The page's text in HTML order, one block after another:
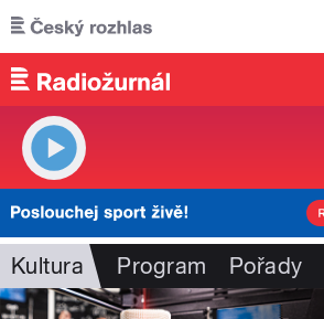
Přejít k hlavnímu obsahu
Kultura Program Pořady